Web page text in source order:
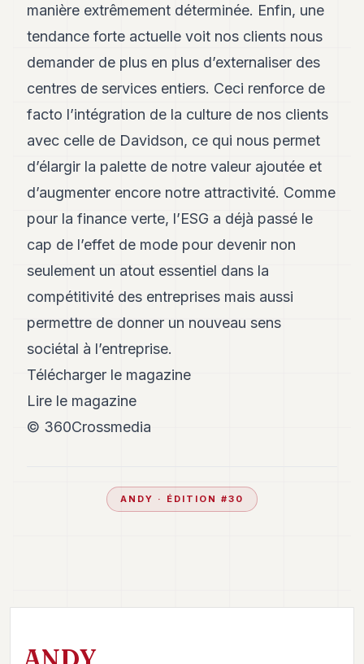
manière extrêmement déterminée. Enfin, une
tendance forte actuelle voit nos clients nous
demander de plus en plus d’externaliser des
centres de services entiers. Ceci renforce de
facto l’intégration de la culture de nos clients
avec celle de Davidson, ce qui nous permet
d’élargir la palette de notre valeur ajoutée et
d’augmenter encore notre attractivité. Comme
pour la finance verte, l’ESG a déjà passé le
cap de l’effet de mode pour devenir non
seulement un atout essentiel dans la
compétitivité des entreprises mais aussi
permettre de donner un nouveau sens
sociétal à l’entreprise.
Télécharger le magazine
Lire le magazine
© 360Crossmedia
ANDY · ÉDITION #30